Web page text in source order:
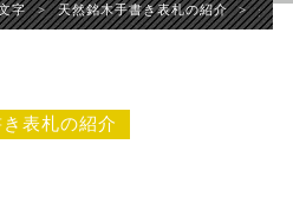
字 > 天然銘木手書き表札の紹介 > 墨で
表札の紹介